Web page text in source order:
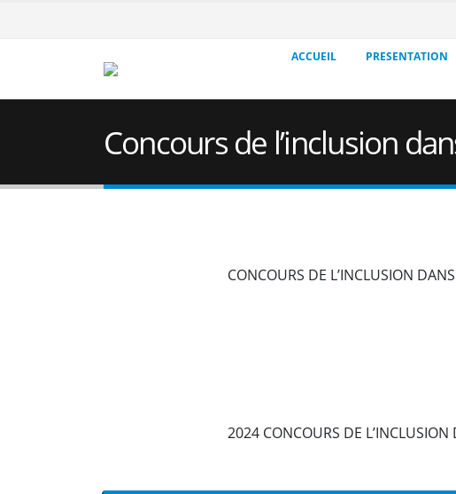
ACCUEIL PRESENTATION
Concours de l’inclusion
CONCOURS DE L’INCLUSION
2024 CONCOURS DE